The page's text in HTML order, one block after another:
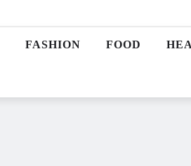
FASHION FOOD